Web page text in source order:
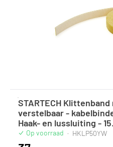
STARTECH
verstelbaar -
Haak- en lussluiting -
Op voorraad · HKLP50YW